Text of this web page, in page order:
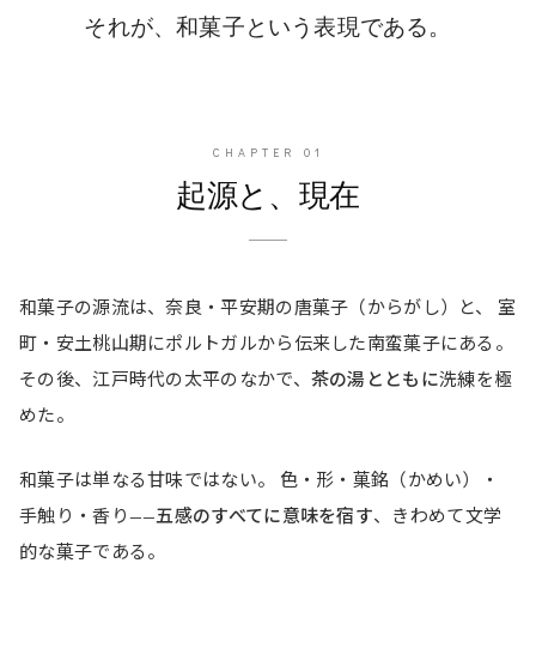
それが、和菓子という表現である。
CHAPTER 01
起源と、現在
和菓子の源流は、奈良・平安期の唐菓子（からがし）と、 室
町・安土桃山期にポルトガルから伝来した南蛮菓子にある。
その後、江戸時代の太平のなかで、 茶の湯とともに洗練を極
めた。
和菓子は単なる甘味ではない。 色・形・菓銘（かめい）・
手触り・香り——五感のすべてに意味を宿す、きわめて文学
的な菓子である。